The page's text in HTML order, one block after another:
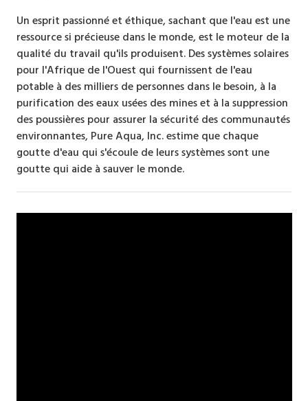
Un esprit passionné et éthique, sachant que l'eau est une
ressource si précieuse dans le monde, est le moteur de la
qualité du travail qu'ils produisent. Des systèmes solaires
pour l'Afrique de l'Ouest qui fournissent de l'eau
potable à des milliers de personnes dans le besoin, à la
purification des eaux usées des mines et à la suppression
des poussières pour assurer la sécurité des communautés
environnantes, Pure Aqua, Inc. estime que chaque
goutte d'eau qui s'écoule de leurs systèmes sont une
goutte qui aide à sauver le monde.